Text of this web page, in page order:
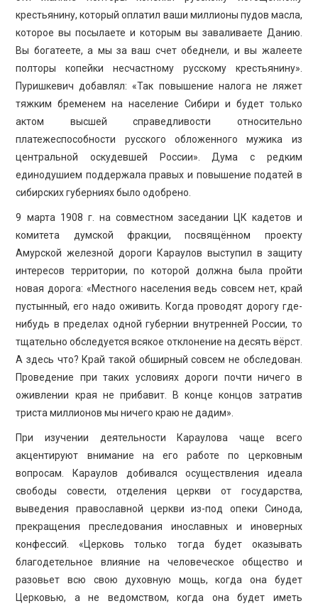
крестьянину, который оплатил ваши миллионы пудов масла,
которое вы посылаете и которым вы заваливаете Данию.
Вы богатеете, а мы за ваш счет обеднели, и вы жалеете
полторы копейки несчастному русскому крестьянину».
Пуришкевич добавлял: «Так повышение налога не ляжет
тяжким бременем на население Сибири и будет только
актом высшей справедливости относительно
платежеспособности русского обложенного мужика из
центральной оскудевшей России». Дума с редким
единодушием поддержала правых и повышение податей в
сибирских губерниях было одобрено.
9 марта 1908 г. на совместном заседании ЦК кадетов и
комитета думской фракции, посвящённом проекту
Амурской железной дороги Караулов выступил в защиту
интересов территории, по которой должна была пройти
новая дорога: «Местного населения ведь совсем нет, край
пустынный, его надо оживить. Когда проводят дорогу где-
нибудь в пределах одной губернии внутренней России, то
тщательно обследуется всякое отклонение на десять вёрст.
А здесь что? Край такой обширный совсем не обследован.
Проведение при таких условиях дороги почти ничего в
оживлении края не прибавит. В конце концов затратив
триста миллионов мы ничего краю не дадим».
При изучении деятельности Караулова чаще всего
акцентируют внимание на его работе по церковным
вопросам. Караулов добивался осуществления идеала
свободы совести, отделения церкви от государства,
выведения православной церкви из-под опеки Синода,
прекращения преследования инославных и иноверных
конфессий. «Церковь только тогда будет оказывать
благодетельное влияние на человеческое общество и
разовьет всю свою духовную мощь, когда она будет
Церковью, а не ведомством, когда она будет иметь